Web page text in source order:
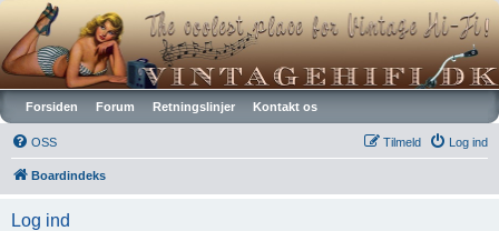
Vintagehifi.dk
Forsiden Forum Retningslinjer Kontakt os
OSS Log ind
Tilmeld
Boardindeks
Log ind